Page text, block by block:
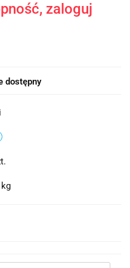
zaloguj
dostępny